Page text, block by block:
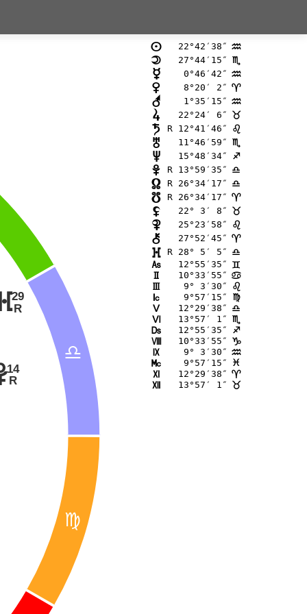
@
A
14
R
}29
R
n 22°42′38″ E
o 27°44′15″ B
p 0°46′42″ E
q 8°20′ 2″ ;
r 1°35′15″ E
s 22°24′ 6″ <
t R 12°41′46″ ?
u 11°46′59″ B
v 15°48′34″ C
w R 13°59′35″ A
x R 26°34′17″ A
y R 26°34′17″ ;
z 22° 3′ 8″ <
{ 25°23′58″ ?
| 27°52′45″ ;
} R 28° 5′ 5″ A
G 12°55′35″ =
H 10°33′55″ >
I 9° 3′30″ ?
J 9°57′15″ @
K 12°29′38″ A
L 13°57′ 1″ B
M 12°55′35″ C
N 10°33′55″ D
O 9° 3′30″ E
P 9°57′15″ F
Q 12°29′38″ ;
R 13°57′ 1″ <